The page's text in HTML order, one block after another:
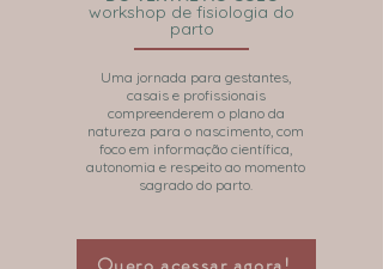
workshop de fisiologia do
parto
Uma jornada para gestantes,
casais e profissionais
compreenderem o plano da
natureza para o nascimento, com
foco em informação científica,
autonomia e respeito ao momento
sagrado do parto.